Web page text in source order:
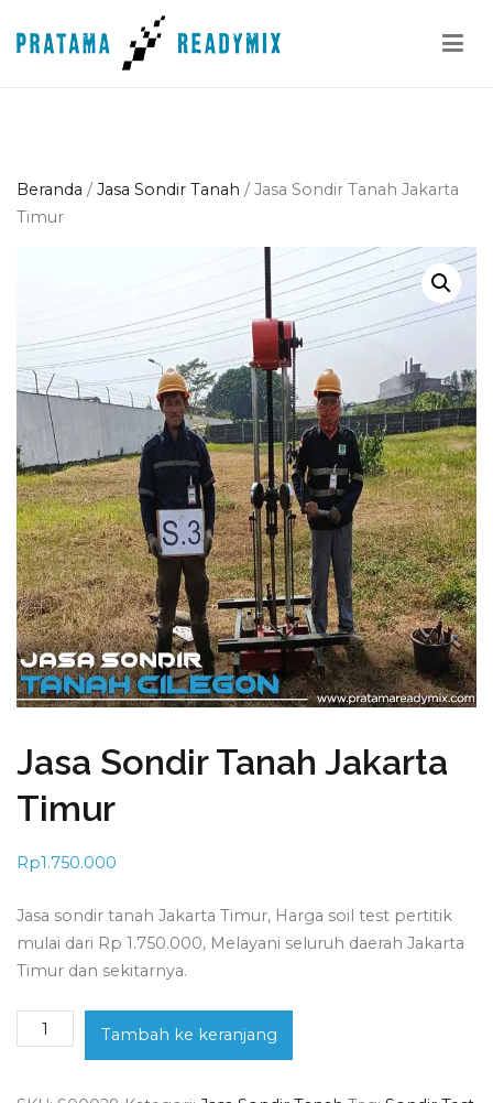
ke
Beranda / Jasa Sondir Tanah / Jasa Sondir Tanah Jakarta
Timur
Jasa Sondir Tanah Jakarta
Timur
Rp1.750.000
Jasa sondir tanah Jakarta Timur, Harga soil test pertitik
mulai dari Rp 1.750.000, Melayani seluruh daerah Jakarta
Timur dan sekitarnya.
Kuantitas
Jasa
Tambah ke keranjang